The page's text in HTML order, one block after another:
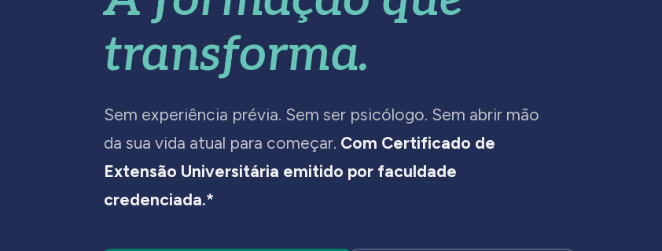
transforma.
Sem experiência prévia. Sem ser psicólogo. Sem abrir mão
da sua vida atual para começar. Com Certificado de
Extensão Universitária emitido por faculdade
credenciada.*